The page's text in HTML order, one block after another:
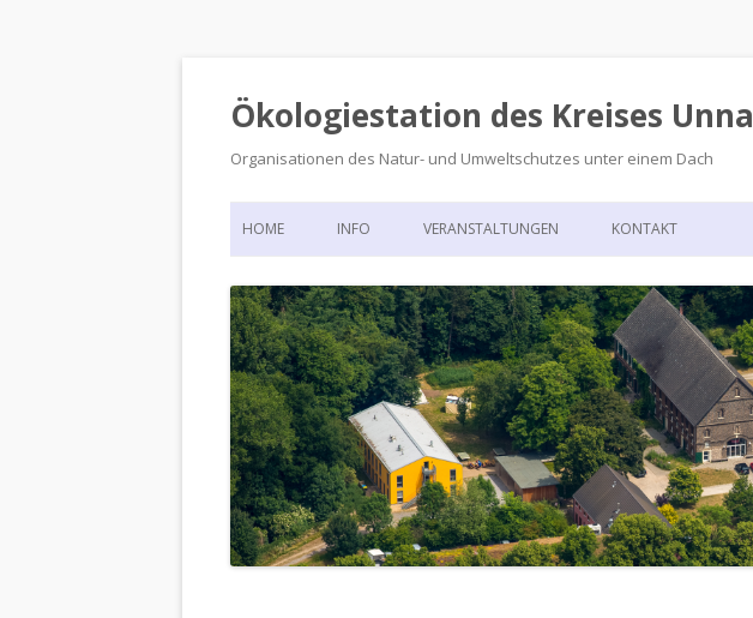
Ökologiestation des Kreises Unna
Organisationen des Natur- und Umweltschutzes unter einem Dach
HOME INFO
DIE ÖKOLOGIESTATION – FAST
900 JAHRE VORGESCHICHTE
VERANSTALTUNGEN KONTAKT